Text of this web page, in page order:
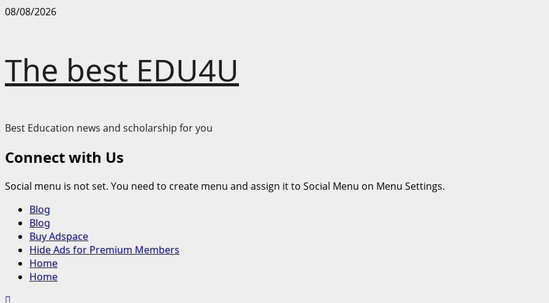
Skip
08/08/2026
The best EDU4U
Best Education news and scholarship for you
Connect with Us
Social menu is not set. You need to create menu and assign it to Social Menu on Menu Settings.
Primary
Menu
Blog
Blog
Buy Adspace
Hide Ads for Premium Members
Home
Home